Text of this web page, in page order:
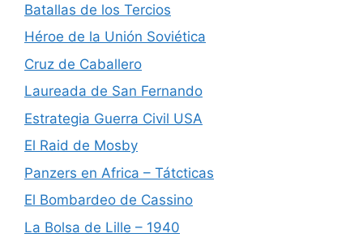
Batallas de los Tercios
Héroe de la Unión Soviética
Cruz de Caballero
Laureada de San Fernando
Estrategia Guerra Civil USA
El Raid de Mosby
Panzers en Africa – Tátcticas
El Bombardeo de Cassino
La Bolsa de Lille – 1940